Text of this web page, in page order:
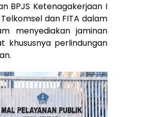
BPJS Ketenagakerjaan I
dan FITA dalam
menyediakan jaminan
khususnya perlindungan